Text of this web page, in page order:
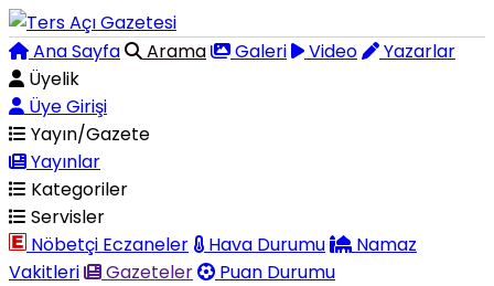
Ana Sayfa Arama Galeri Video
Yazarlar
Üyelik
Üye Girişi
Yayın/Gazete
Yayınlar
Kategoriler
Servisler
Nöbetçi Eczaneler
Hava Durumu
Namaz
Vakitleri
Gazeteler
Puan Durumu